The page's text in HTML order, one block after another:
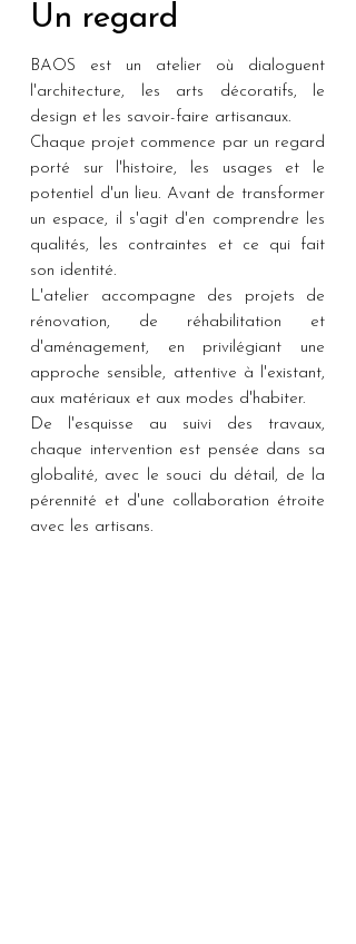
Un regard
BAOS est un atelier où dialoguent
l'architecture, les arts décoratifs, le
design et les savoir-faire artisanaux.
Chaque projet commence par un regard
porté sur l'histoire, les usages et le
potentiel d'un lieu. Avant de transformer
un espace, il s'agit d'en comprendre les
qualités, les contraintes et ce qui fait
son identité.
L'atelier accompagne des projets de
rénovation, de réhabilitation et
d'aménagement, en privilégiant une
approche sensible, attentive à l'existant,
aux matériaux et aux modes d'habiter.
De l'esquisse au suivi des travaux,
chaque intervention est pensée dans sa
globalité, avec le souci du détail, de la
pérennité et d'une collaboration étroite
avec les artisans.